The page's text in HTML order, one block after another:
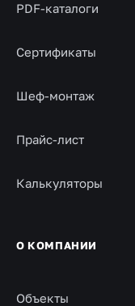
PDF-каталоги
Сертификаты
Шеф-монтаж
Прайс-лист
Калькуляторы
О КОМПАНИИ
Объекты